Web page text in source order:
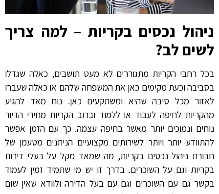
ניהול נכסים בקריות – למה צריך
לשים לב?
בכל רחבי הקריות מתגוררים לא מעט תושבים, כאלה שגדלו
בסביבה וכעת מקימים כאן את המשפחה שלהם או כאלה שעברו
לאזור מכל סיבה שהיא ומשתקעים כאן. נוח מאד להגיע
מהקריות לחיפה לעבוד או ללמוד וברוב הקריות מחירי הדיור
נוחים ונמוכים יותר מאשר בחיפה עצמה. כך עם הזמן אפשר
להתוודע יותר ויותר לשירותים מקצועיים הניתנים מטעמן של
חבורת ניהול נכסים בקריות, מה שמאד מקל על בעלי דירות
בקריות וגם על השוכרים. בדרך זו יש מי שתמיד זמין לעמוד
בקשר גם עם השוכרים וגם עם בעל הדירה ולוודא שאין שום